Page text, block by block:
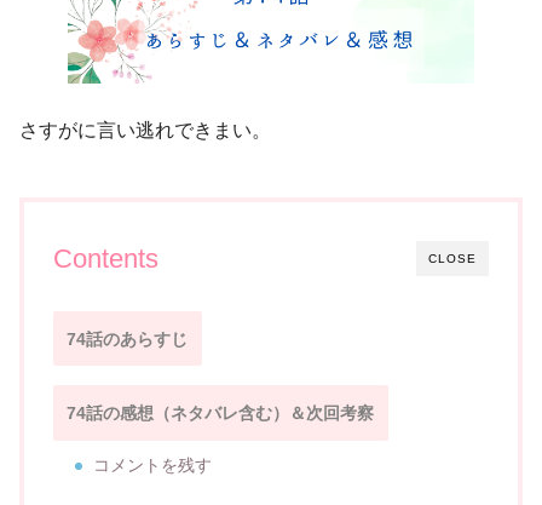
さすがに言い逃れできまい。
CLOSE
Contents
74話のあらすじ
74話の感想（ネタバレ含む）＆次回考察
コメントを残す